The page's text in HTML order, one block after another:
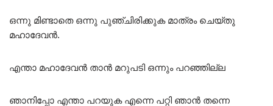
ഒന്നു മിണ്ടാതെ ഒന്നു പുഞ്ചിരിക്കുക മാത്രം ചെയ്തു
മഹാദേവൻ.
എന്താ മഹാദേവൻ താൻ മറുപടി ഒന്നും പറഞ്ഞില്ല
ഞാനിപ്പോ എന്താ പറയുക എന്നെ പറ്റി ഞാൻ തന്നെ